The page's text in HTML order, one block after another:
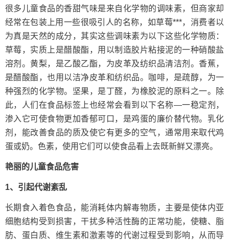
很多儿童食品的香甜气味是来自化学物的调味素，但商家却
经常在包装上用一些很吸引人的名称，如草莓***，消费者以
为真是天然的成分，其实这些调味素为以下这些化学物质：
草莓，实质上是醋酸酯，用以制造胶片粘接泥的一种硝酸盐
溶剂。黄梨，是乙酸乙酯，为皮革及纺织品清洁剂。香蕉，
是醋酸酯，也用以洁净皮革和纺织品。咖啡，是疏醇，为一
种强烈的化学物。坚果，是丁醛，为橡胶泥的原料之一。除
此，人们在食品标签上也经常会看到以下名称—一稳定剂，
渗入它可使食物更加香郁可口，是鸡蛋的廉价替代物。乳化
剂，能改善食品的质及使它有更多的空气，通常用来取代鸡
蛋或奶。色素，使用它们可以使食品看上去既新鲜又漂亮。
艳丽的儿童食品危害
1、引起代谢紊乱
长期食入着色食品，能消耗体内解毒物质，主要是使体内亚
细胞结构受到损害，干扰多种活性酶的正常功能，使糖、脂
肪、蛋白质、维生素和激素等的代谢过程受到影响，从而导